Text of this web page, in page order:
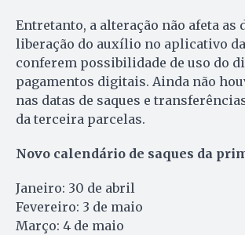
Entretanto, a alteração não afeta as
liberação do auxílio no aplicativo da
conferem possibilidade de uso do
pagamentos digitais. Ainda não
nas datas de saques e
da terceira parcelas.
Novo calendário de saques da
Janeiro: 30 de abril
Fevereiro: 3 de maio
Março: 4 de maio